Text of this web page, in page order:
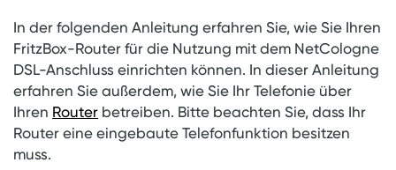
In der folgenden Anleitung erfahren Sie, wie Sie Ihren
FritzBox-Router für die Nutzung mit dem NetCologne
DSL-Anschluss einrichten können. In dieser Anleitung
erfahren Sie außerdem, wie Sie Ihr Telefonie über
Ihren Router betreiben. Bitte beachten Sie, dass Ihr
Router eine eingebaute Telefonfunktion besitzen
muss.